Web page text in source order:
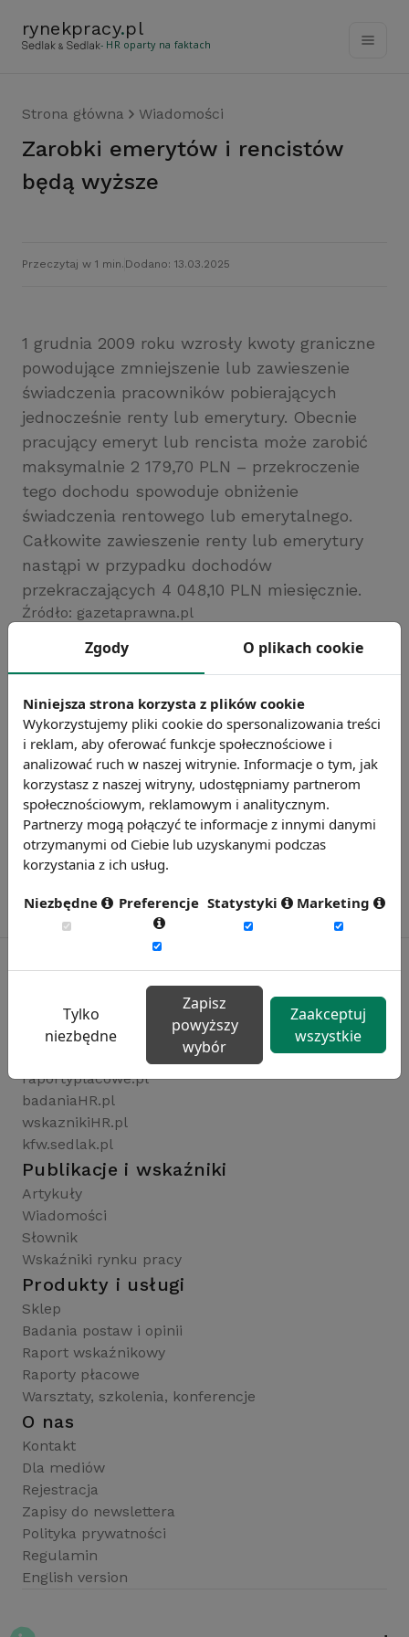
rynekpracy.pl
- HR oparty na faktach
Strona główna Wiadomości
Zarobki emerytów i rencistów
będą wyższe
Przeczytaj w 1 min. Dodano: 13.03.2025
1 grudnia 2009 roku wzrosły kwoty graniczne
powodujące zmniejszenie lub zawieszenie
świadczenia pracowników pobierających
jednocześnie renty lub emerytury. Obecnie
pracujący emeryt lub rencista może zarobić
maksymalnie 2 179,70 PLN – przekroczenie
tego dochodu spowoduje obniżenie
świadczenia rentowego lub emerytalnego.
Całkowite zawieszenie renty lub emerytury
nastąpi w przypadku dochodów
przekraczających 4 048,10 PLN miesięcznie.
Źródło: gazetaprawna.pl
Chcesz wiedzieć więcej?
Rynekpracy.pl
sedlak.pl
raportyplacowe.pl
badaniaHR.pl
wskaznikiHR.pl
kfw.sedlak.pl
Publikacje i wskaźniki
Artykuły
Wiadomości
Słownik
Wskaźniki rynku pracy
Produkty i usługi
Sklep
Badania postaw i opinii
Raport wskaźnikowy
Raporty płacowe
Warsztaty, szkolenia, konferencje
O nas
Kontakt
Dla mediów
Rejestracja
Zapisy do newslettera
Polityka prywatności
Regulamin
English version
Zgody O plikach cookie
Niniejsza strona korzysta z plików cookie
Wykorzystujemy pliki cookie do spersonalizowania treści
i reklam, aby oferować funkcje społecznościowe i
analizować ruch w naszej witrynie. Informacje o tym, jak
korzystasz z naszej witryny, udostępniamy partnerom
społecznościowym, reklamowym i analitycznym.
Partnerzy mogą połączyć te informacje z innymi danymi
otrzymanymi od Ciebie lub uzyskanymi podczas
korzystania z ich usług.
Niezbędne Preferencje Statystyki Marketing
Tylko
niezbędne
Zapisz
powyższy
wybór
Zaakceptuj
wszystkie